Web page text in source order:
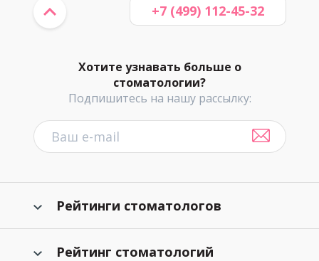
Хотите узнавать больше о
стоматологии?
Подпишитесь на нашу рассылку:
+7 (499) 112-45-32
Рейтинги стоматологов
Рейтинг стоматологий